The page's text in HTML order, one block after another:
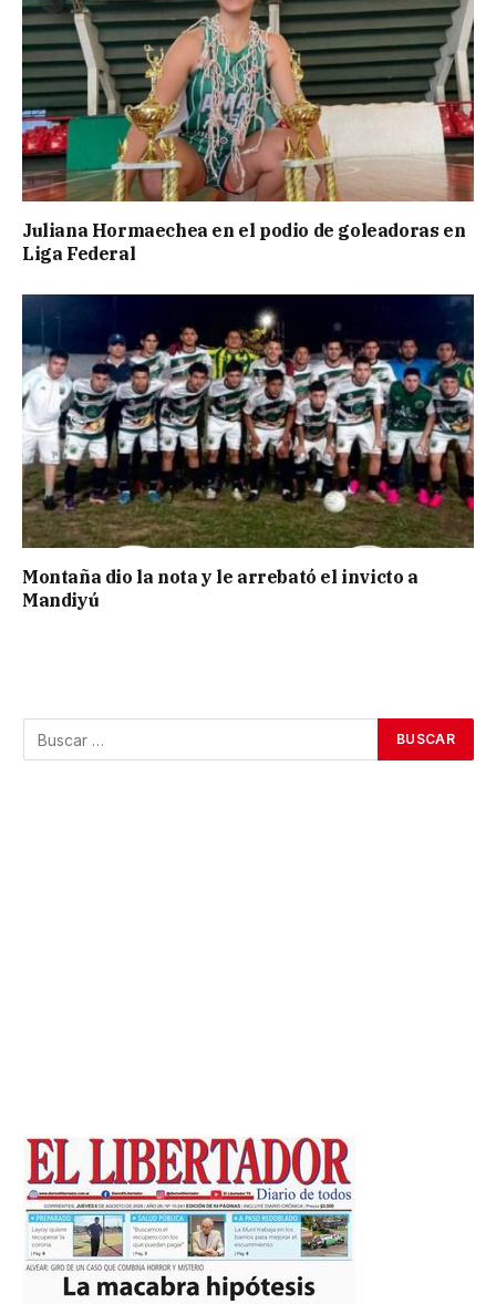
Juliana Hormaechea en el podio de goleadoras en
Liga Federal
Montaña dio la nota y le arrebató el invicto a
Mandiyú